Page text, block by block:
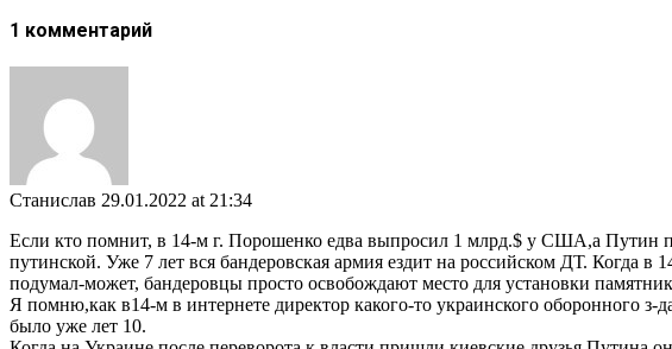
1 комментарий
Станислав 29.01.2022 at 21:34
Если кто помнит, в 14-м г. Порошенко едва выпросил 1 млрд.$ у США,а Путин
путинской. Уже 7 лет вся бандеровская армия ездит на российском ДТ.
подумал-может, бандеровцы просто освобождают место для установки
Я помню,как в14-м в интернете директор какого-то украинского оборонного з-
было уже лет 10.